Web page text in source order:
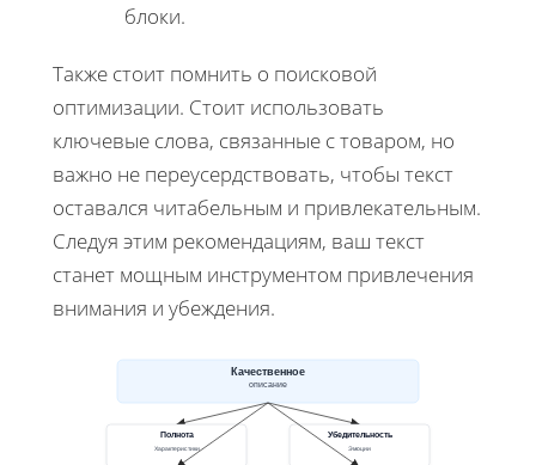
блоки.
Также стоит помнить о поисковой
оптимизации. Стоит использовать
ключевые слова, связанные с товаром, но
важно не переусердствовать, чтобы текст
оставался читабельным и привлекательным.
Следуя этим рекомендациям, ваш текст
станет мощным инструментом привлечения
внимания и убеждения.
Качественное
описание
Полнота
Характеристики
Убедительность
Эмоции